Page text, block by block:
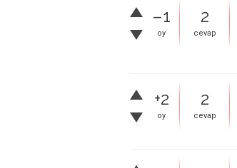
–1
oy
2
cevap
+2
oy
2
cevap